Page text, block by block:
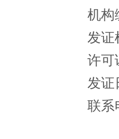
机构
发证
许可
发证
联系